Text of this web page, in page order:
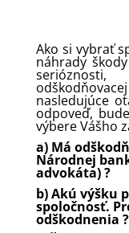
Ako si vybrať
náhrady
nasledujúce
odpoveď,
výbere Vášho
a) Má
Národnej
advokáta) ?
b) Akú výšku
spoločnosť.
odškodnenia ?